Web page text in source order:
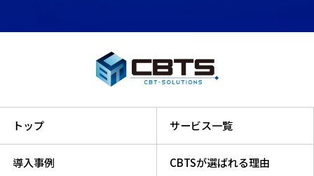
トップ サービス一覧
導入事例 CBTSが選ばれる理由